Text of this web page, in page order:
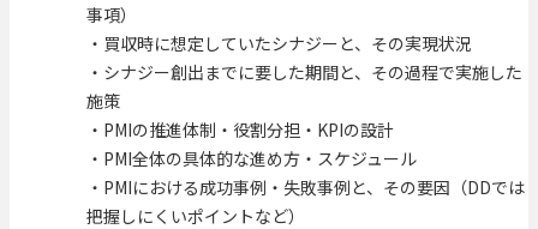
事項）
・買収時に想定していたシナジーと、その実現状況
・シナジー創出までに要した期間と、その過程で実施した
施策
・PMIの推進体制・役割分担・KPIの設計
・PMI全体の具体的な進め方・スケジュール
・PMIにおける成功事例・失敗事例と、その要因（DDでは
把握しにくいポイントなど）